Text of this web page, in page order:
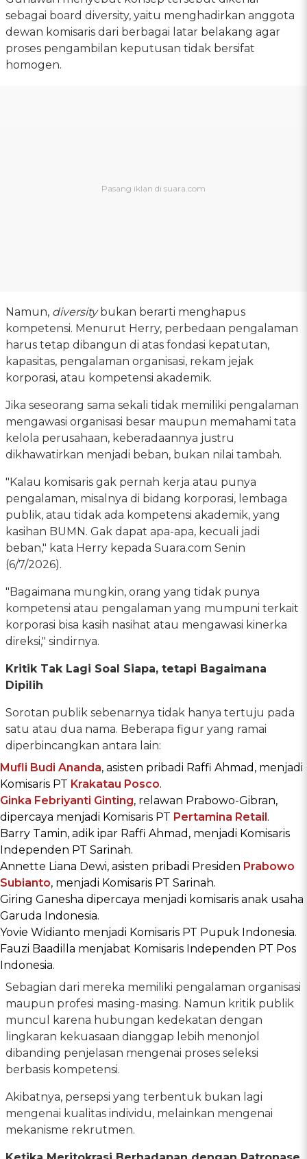
sebagai board diversity, yaitu menghadirkan anggota
dewan komisaris dari berbagai latar belakang agar
proses pengambilan keputusan tidak bersifat
homogen.
Namun, diversitybukan berarti menghapus
kompetensi. Menurut Herry, perbedaan pengalaman
harus tetap dibangun di atas fondasi kepatutan,
kapasitas, pengalaman organisasi, rekam jejak
korporasi, atau kompetensi akademik.
Jika seseorang sama sekali tidak memiliki pengalaman
mengawasi organisasi besar maupun memahami tata
kelola perusahaan, keberadaannya justru
dikhawatirkan menjadi beban, bukan nilai tambah.
"Kalau komisaris gak pernah kerja atau punya
pengalaman, misalnya di bidang korporasi, lembaga
publik, atau tidak ada kompetensi akademik, yang
kasihan BUMN. Gak dapat apa-apa, kecuali jadi
beban," kata Herry kepada Suara.com Senin
(6/7/2026).
"Bagaimana mungkin, orang yang tidak punya
kompetensi atau pengalaman yang mumpuni terkait
korporasi bisa kasih nasihat atau mengawasi kinerka
direksi," sindirnya.
Kritik Tak Lagi Soal Siapa, tetapi Bagaimana
Dipilih
Sorotan publik sebenarnya tidak hanya tertuju pada
satu atau dua nama. Beberapa figur yang ramai
diperbincangkan antara lain:
Mufli Budi Ananda, asisten pribadi Raffi Ahmad, menjadi
Komisaris PT Krakatau Posco.
Ginka Febriyanti Ginting, relawan Prabowo-Gibran,
dipercaya menjadi Komisaris PT Pertamina Retail .
Barry Tamin, adik ipar Raffi Ahmad, menjadi Komisaris
Independen PT Sarinah.
Annette Liana Dewi, asisten pribadi Presiden Prabowo
Subianto, menjadi Komisaris PT Sarinah.
Giring Ganesha dipercaya menjadi komisaris anak usaha
Garuda Indonesia.
Yovie Widianto menjadi Komisaris PT Pupuk Indonesia.
Fauzi Baadilla menjabat Komisaris Independen PT Pos
Indonesia.
Sebagian dari mereka memiliki pengalaman organisasi
maupun profesi masing-masing. Namun kritik publik
muncul karena hubungan kedekatan dengan
lingkaran kekuasaan dianggap lebih menonjol
dibanding penjelasan mengenai proses seleksi
berbasis kompetensi.
Akibatnya, persepsi yang terbentuk bukan lagi
mengenai kualitas individu, melainkan mengenai
mekanisme rekrutmen.